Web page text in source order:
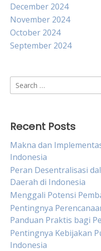
December 2024
November 2024
October 2024
September 2024
Search
for:
Recent Posts
Makna dan
Indonesia
Peran Desentralisasi
Daerah di Indonesia
Menggali Potensi
Pentingnya
Panduan Praktis bagi
Pentingnya Kebijakan
Indonesia